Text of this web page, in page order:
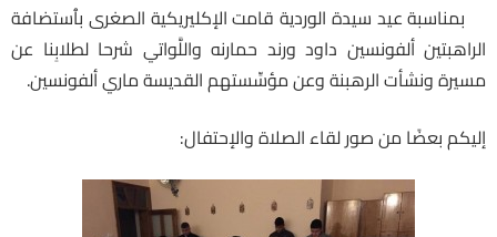
بمناسبة عيد سيدة الوردية قامت الإكليريكية الصغرى بٱستضافة
الراهبتين ألفونسين داود ورند حمارنه واللَّواتي شرحا لطلابِنا عن
مسيرة ونشأت الرهبنة وعن مؤسِّستهم القديسة ماري ألفونسين.
إليكم بعضًا من صور لقاء الصلاة والإحتفال: